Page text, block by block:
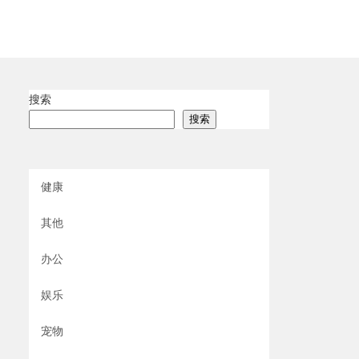
搜索
搜索
健康
其他
办公
娱乐
宠物